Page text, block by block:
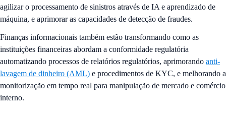
agilizar o processamento de sinistros através de IA e aprendizado de
máquina, e aprimorar as capacidades de detecção de fraudes.
Finanças informacionais também estão transformando como as
instituições financeiras abordam a conformidade regulatória
automatizando processos de relatórios regulatórios, aprimorando anti-
lavagem de dinheiro (AML) e procedimentos de KYC, e melhorando a
monitorização em tempo real para manipulação de mercado e comércio
interno.